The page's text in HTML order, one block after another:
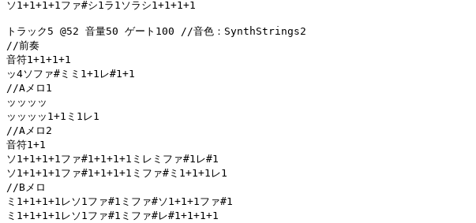
ソ1+1+1+1ファ#シ1ラ1ソラシ1+1+1+1
トラック5 @52 音量50 ゲート100 //音色：SynthStrings2
//前奏
音符1+1+1+1
ッ4ソファ#ミミ1+1レ#1+1
//Aメロ1
ッッッッ
ッッッッ1+1ミ1レ1
//Aメロ2
音符1+1
ソ1+1+1+1ファ#1+1+1+1ミレミファ#1レ#1
ソ1+1+1+1ファ#1+1+1+1ミファ#ミ1+1+1レ1
//Bメロ
ミ1+1+1+1レソ1ファ#1ミファ#ソ1+1+1ファ#1
ミ1+1+1+1レソ1ファ#1ミファ#レ#1+1+1+1